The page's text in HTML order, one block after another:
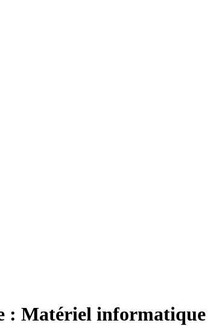
: Matériel informatique